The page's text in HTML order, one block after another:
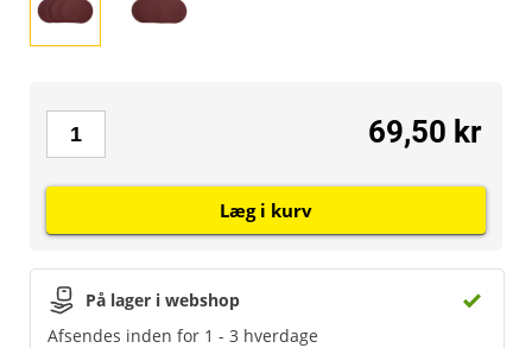
På lager i webshop
Afsendes inden for 1 - 3 hverdage
69,50 kr
Læg i kurv